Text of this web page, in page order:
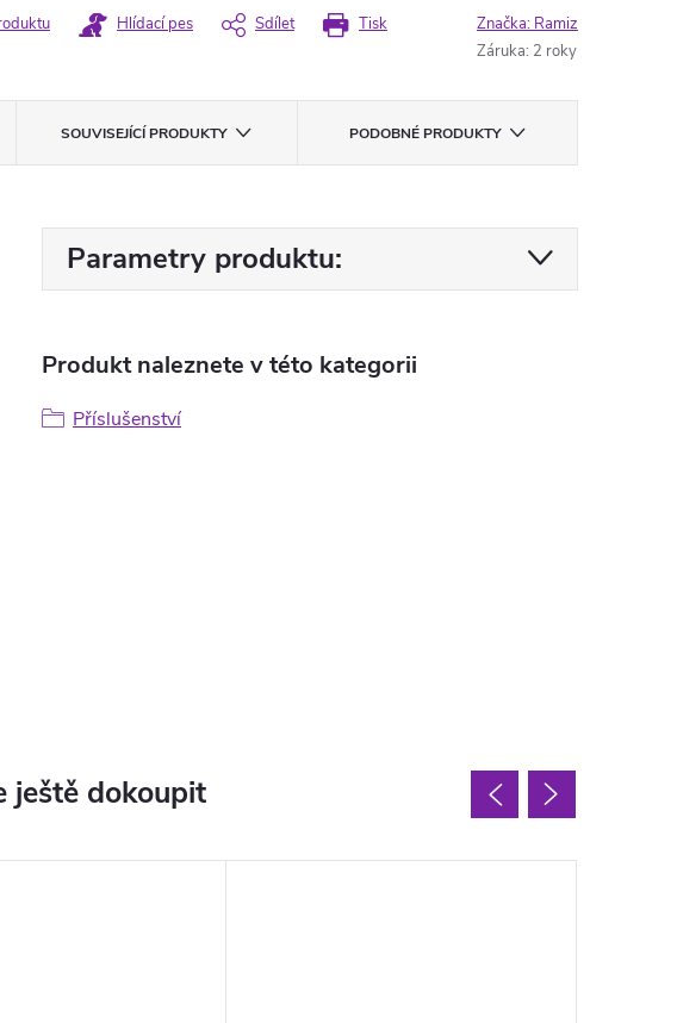
Tisk
Hlídací pes Sdílet Značka: Ramiz
Záruka: 2 roky
SOUVISEJÍCÍ PRODUKTY PODOBNÉ PRODUKTY
Parametry produktu:
Produkt naleznete v této kategorii
Příslušenství
ještě dokoupit